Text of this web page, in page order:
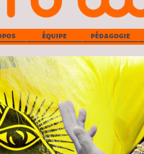
ÉQUIPE PÉDAGOGIE